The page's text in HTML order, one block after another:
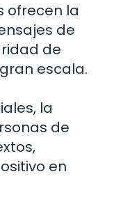
ofrecen la
de
de
escala.
la
de
en